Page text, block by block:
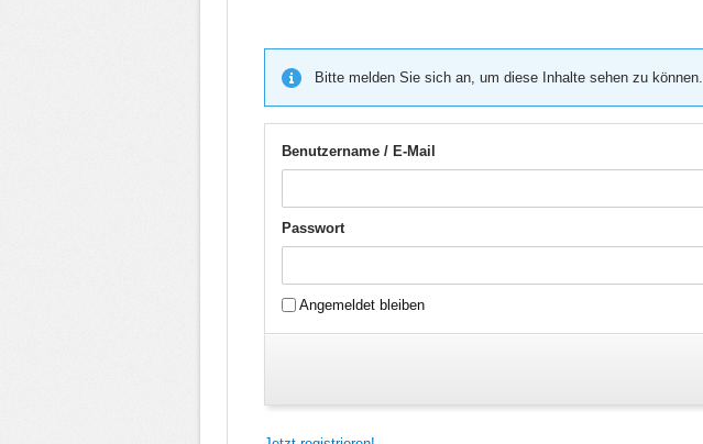
Bitte melden Sie sich an, um diese Inhalte sehen zu können.
Benutzername / E-Mail
Passwort
Angemeldet bleiben